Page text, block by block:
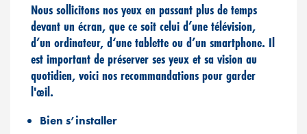
Nous sollicitons nos yeux en passant plus de temps
devant un écran, que ce soit celui d’une télévision,
d’un ordinateur, d‘une tablette ou d’un smartphone. Il
est important de préserver ses yeux et sa vision au
quotidien, voici nos recommandations pour garder
l'œil.
Bien s’installer